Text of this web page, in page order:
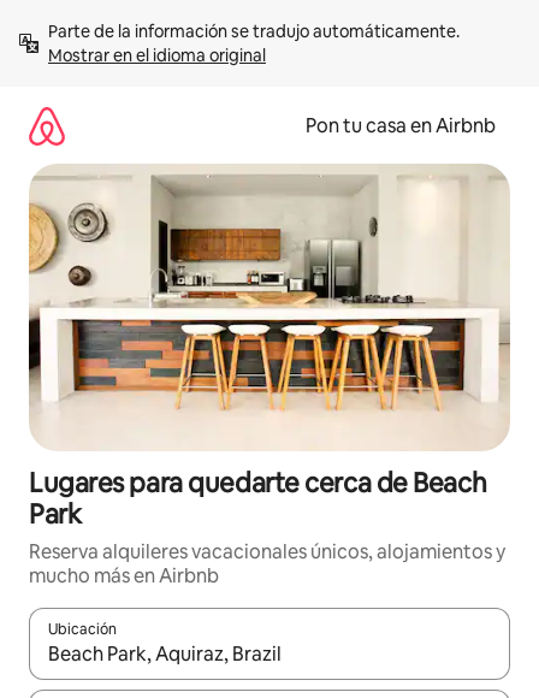
contenidoMostrar en el idioma original
Pon tu casa en Airbnb
Lugares para quedarte cerca de Beach
Park
Reserva alquileres vacacionales únicos, alojamientos y
mucho más en Airbnb
Ubicación
Cuando los resultados estén disponibles, navega con las